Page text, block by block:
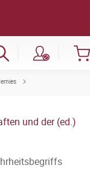
und der (ed.)